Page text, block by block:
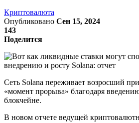
Криптовалюта
Опубликовано Сен 15, 2024
143
Поделится
Сеть Solana переживает возросший
«момент прорыва» благодаря
блокчейне.
В новом отчете ведущей